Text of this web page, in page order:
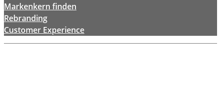
Markenkern finden
Rebranding
Customer Experience